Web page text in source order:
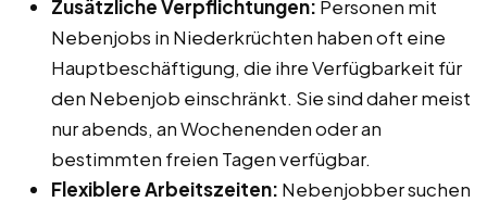
Zusätzliche Verpflichtungen: Personen mit
Nebenjobs in Niederkrüchten haben oft eine
Hauptbeschäftigung, die ihre Verfügbarkeit für
den Nebenjob einschränkt. Sie sind daher meist
nur abends, an Wochenenden oder an
bestimmten freien Tagen verfügbar.
Flexiblere Arbeitszeiten: Nebenjobber suchen